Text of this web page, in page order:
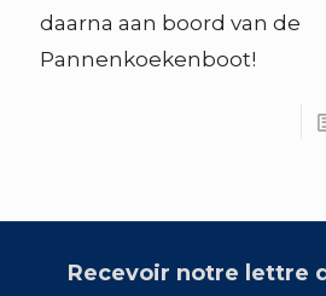
daarna aan boord van de
Pannenkoekenboot!
Recevoir notre lettre